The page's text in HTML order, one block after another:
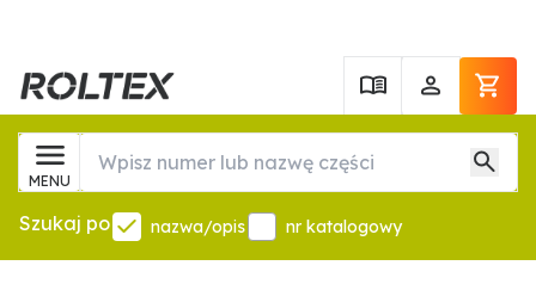
MENU
Szukaj po nazwa/opis nr katalogowy